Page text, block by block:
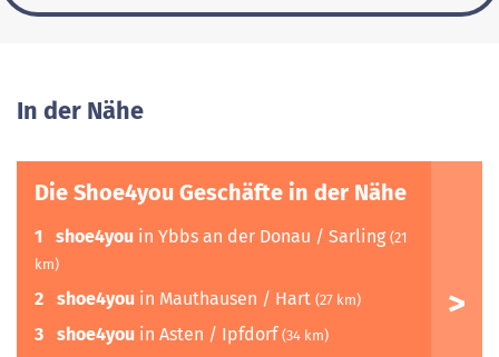
In der Nähe
Die Shoe4you Geschäfte in der Nähe
1 shoe4you in Ybbs an der Donau / Sarling (21
km)
2 shoe4you in Mauthausen / Hart (27 km)
3 shoe4you in Asten / Ipfdorf (34 km)